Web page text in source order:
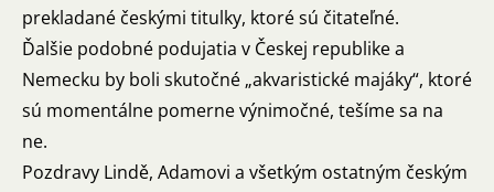
prekladané českými titulky, ktoré sú čitateľné.
Ďalšie podobné podujatia v Českej republike a
Nemecku by boli skutočné „akvaristické majáky“, ktoré
sú momentálne pomerne výnimočné, tešíme sa na
ne.
Pozdravy Lindě, Adamovi a všetkým ostatným českým